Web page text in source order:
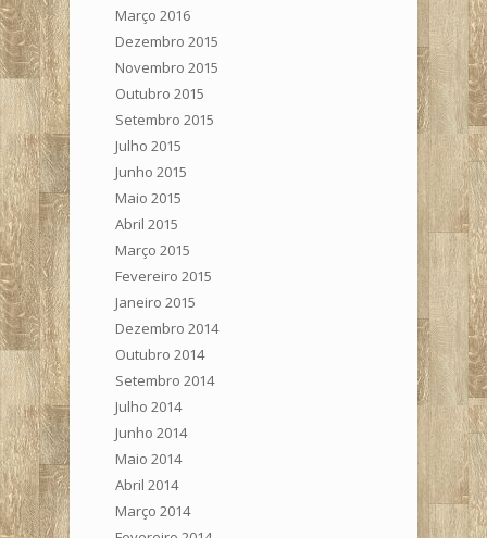
Março 2016
Dezembro 2015
Novembro 2015
Outubro 2015
Setembro 2015
Julho 2015
Junho 2015
Maio 2015
Abril 2015
Março 2015
Fevereiro 2015
Janeiro 2015
Dezembro 2014
Outubro 2014
Setembro 2014
Julho 2014
Junho 2014
Maio 2014
Abril 2014
Março 2014